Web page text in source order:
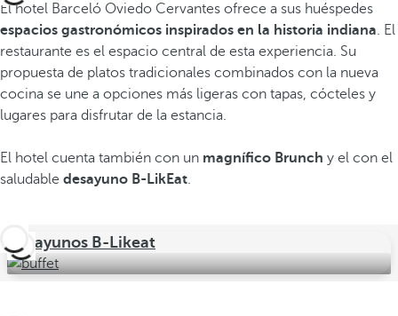
El hotel Barceló Oviedo Cervantes ofrece a sus huéspedes
espacios gastronómicos inspirados en la historia indiana. El
restaurante es el espacio central de esta experiencia. Su
propuesta de platos tradicionales combinados con la nueva
cocina se une a opciones más ligeras con tapas, cócteles y
lugares para disfrutar de la estancia.
El hotel cuenta también con un magnífico Brunch y el con el
saludable desayuno B-LikEat.
Desayunos B-Likeat